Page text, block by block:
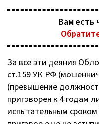
За все эти деяния
ст.159 УК РФ
(превышение
приговорен к 4 годам
испытательным
Вам есть